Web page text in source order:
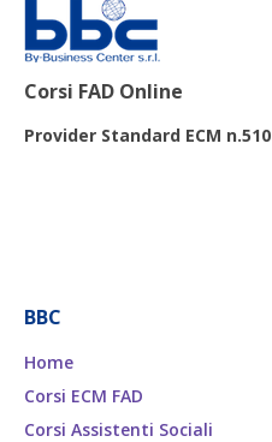
Corsi FAD Online
Provider Standard ECM n.510
BBC
Home
Corsi ECM FAD
Corsi Assistenti Sociali